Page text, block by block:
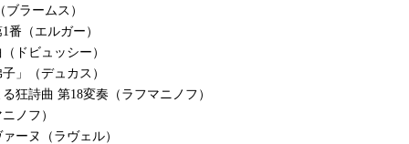
ラームス）
番（エルガー）
ドビュッシー）
」（デュカス）
狂詩曲 第18変奏（ラフマニノフ）
ノフ）
ーヌ（ラヴェル）